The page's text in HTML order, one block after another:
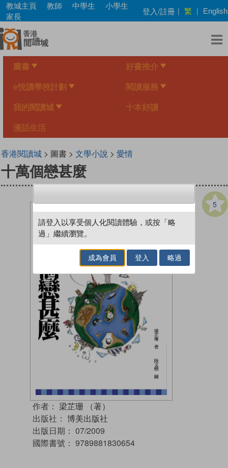
Skip
main
content
教城主頁 教師 中學生
小學生
家長
登入/註冊 | 繁 | English
圖書 好書推介
e悅讀學校計劃 閱讀服務
我的閱讀城 十本好讀
漫話生活
香港閱讀城> 圖書 > 文學小說 > 愛情
十萬個戀甚麼
5
作者： 梁芷珊 （著）
出版社： 博美出版社
出版日期： 07/2009
國際書號： 9789881830654
請登入以享受個人化閱讀體驗，或按「略
過」繼續瀏覽。
成為會員 登入 略過